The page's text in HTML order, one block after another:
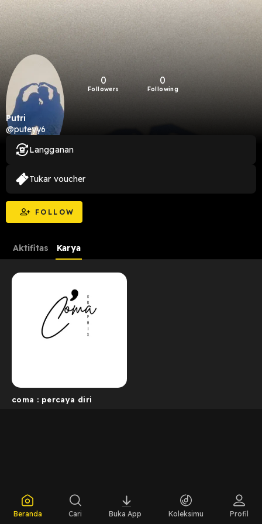
0
Followers
0
Following
Putri
@puteyy6
FOLLOW
Langganan
Tukar voucher
Aktifitas Karya
coma : percaya diri
Beranda Cari Buka App Koleksimu Profil